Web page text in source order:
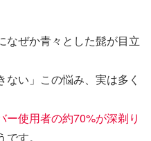
なぜか青々とした髭が目立
ない」この悩み、実は多く
ー使用者の約70%が深剃り
です。